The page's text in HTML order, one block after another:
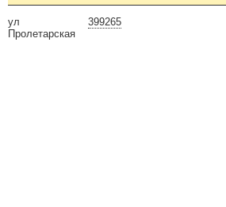
399265
ул
Пролетарская